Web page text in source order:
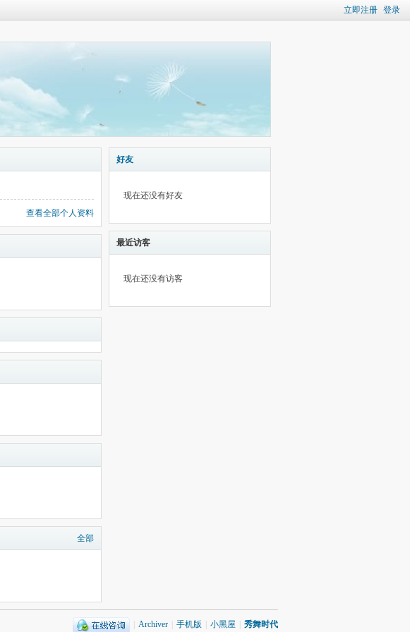
立即注册 登录
查看全部个人资料
全部
好友
现在还没有好友
最近访客
现在还没有访客
Archiver 手机版 小黑屋 秀舞时代